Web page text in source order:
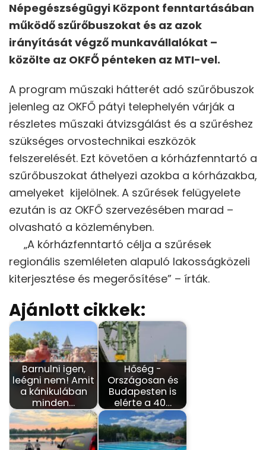
Népegészségügyi Központ fenntartásában
működő szűrőbuszokat és az azok
irányítását végző munkavállalókat –
közölte az OKFŐ pénteken az MTI-vel.
A program műszaki hátterét adó szűrőbuszok
jelenleg az OKFŐ pátyi telephelyén várják a
részletes műszaki átvizsgálást és a szűréshez
szükséges orvostechnikai eszközök
felszerelését. Ezt követően a kórházfenntartó a
szűrőbuszokat áthelyezi azokba a kórházakba,
amelyeket kijelölnek. A szűrések felügyelete
ezután is az OKFŐ szervezésében marad –
olvasható a közleményben.
„A kórházfenntartó célja a szűrések
regionális szemléleten alapuló lakosságközeli
kiterjesztése és megerősítése” – írták.
Ajánlott cikkek:
Barnulni igen,
leégni nem! Amit
a kánikulában
minden…
Hőség -
Országosan és
Budapesten is
elérte a 40…